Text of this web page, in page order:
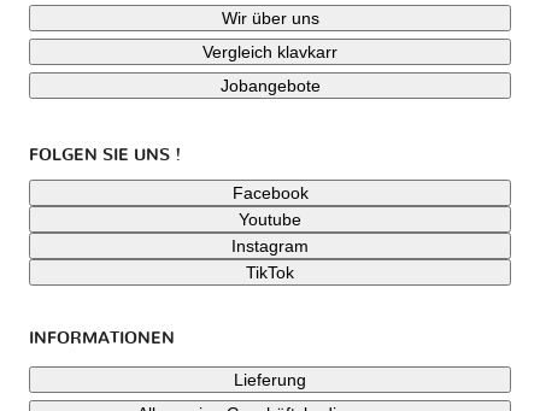
Wir über uns
Vergleich klavkarr
Jobangebote
FOLGEN SIE UNS !
Facebook
Youtube
Instagram
TikTok
INFORMATIONEN
Lieferung